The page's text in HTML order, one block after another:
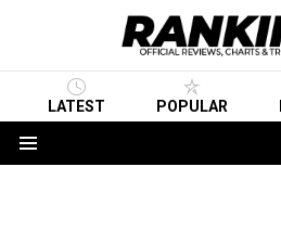
LATEST POPULAR